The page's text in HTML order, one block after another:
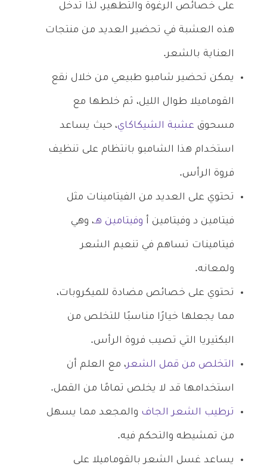
على خصائص الرغوة والتطهير، لذا تدخل
هذه العشبة في تحضير العديد من منتجات
العناية بالشعر.
يمكن تحضير شامبو طبيعي من خلال نقع
القوماميلا طوال الليل، ثم خلطها مع
مسحوق عشبة الشيكاكاي، حيث يساعد
استخدام هذا الشامبو بانتظام على تنظيف
فروة الرأس.
تحتوي على العديد من الفيتامينات مثل
فيتامين د وفيتامين أ وفيتامين هـ، وهي
فيتامينات تساهم في تنعيم الشعر
ولمعانه.
تحتوي على خصائص مضادة للميكروبات،
مما يجعلها خيارًا مناسبًا للتخلص من
البكتيريا التي تصيب فروة الرأس.
التخلص من قمل الشعر، مع العلم أن
استخدامها قد لا يخلص تمامًا من القمل.
ترطيب الشعر الجاف والمجعد مما يسهل
من تمشيطه والتحكم فيه.
يساعد غسل الشعر بالقوماميلا على